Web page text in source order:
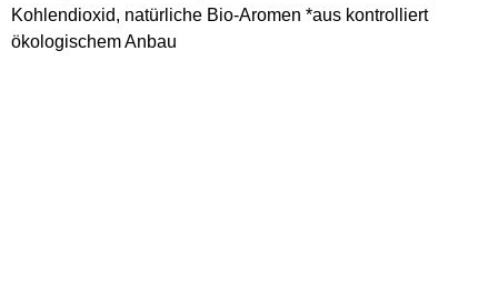
Kohlendioxid, natürliche Bio-Aromen *aus kontrolliert
ökologischem Anbau